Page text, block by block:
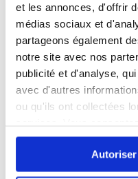
et les annonces, d'offrir
médias sociaux et
partageons également
notre site avec nos
publicité et d'analyse,
avec d'autres
ou qu'ils ont collectées
continuez à utiliser notre
Qualifications et
Profil recherché :
de